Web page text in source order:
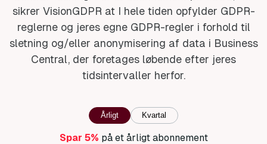
sikrer VisionGDPR at I hele tiden opfylder GDPR-
reglerne og jeres egne GDPR-regler i forhold til
sletning og/eller anonymisering af data i Business
Central, der foretages løbende efter jeres
tidsintervaller herfor.
Årligt Kvartal
Spar 5% på et årligt abonnement